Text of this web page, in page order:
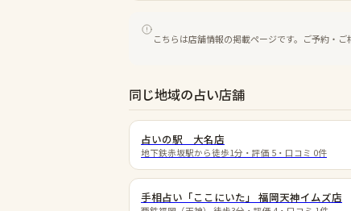
こちらは店舗情報の掲載ページです。ご予約・
同じ地域の占い店舗
占いの駅 大名店
地下鉄赤坂駅から徒歩1分 ・評価 5 ・口コミ 0件
手相占い「ここにいた」 福岡天神イムズ店